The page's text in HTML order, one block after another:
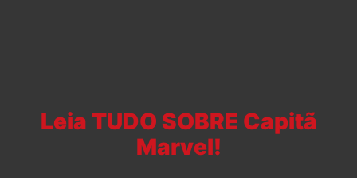
Leia TUDO SOBRE Capitã
Marvel!